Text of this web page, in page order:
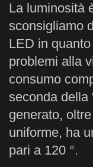
La luminosità
sconsigliamo
LED in
problemi alla
consumo
seconda della
generato,
uniforme, ha
pari a 120 °.